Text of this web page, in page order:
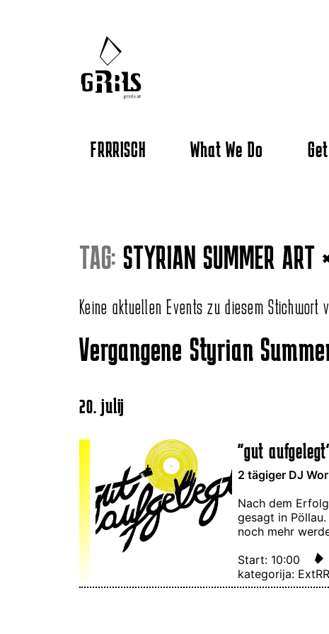
FRRRISCH What We Do
TAG: STYRIAN SUMMER ART
Keine aktuellen Events zu diesem Stichwort
Vergangene Styrian
20. julij
"gut
2 tägiger DJ
Nach dem
gesagt in
noch mehr
Start: 10:00
kategorija: